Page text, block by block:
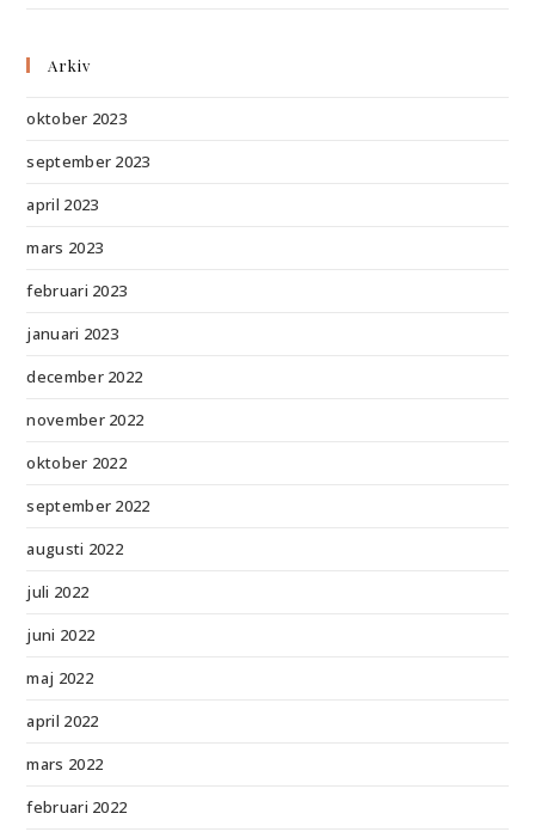
Arkiv
oktober 2023
september 2023
april 2023
mars 2023
februari 2023
januari 2023
december 2022
november 2022
oktober 2022
september 2022
augusti 2022
juli 2022
juni 2022
maj 2022
april 2022
mars 2022
februari 2022